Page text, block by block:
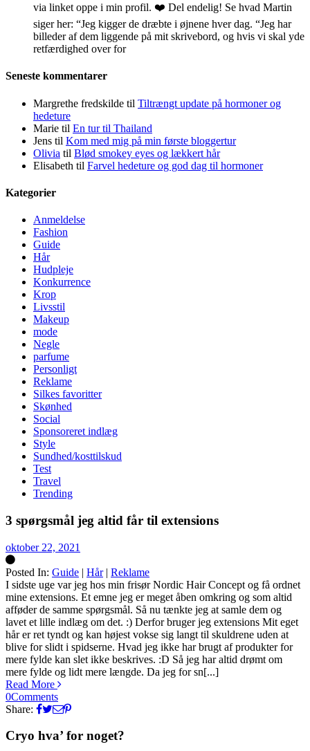
via linket oppe i min profil. ❤️ Del endelig! Se hvad Martin
siger her: “Jeg kigger de dræbte i øjnene hver dag. “Jeg har
billeder af dem liggende på mit skrivebord, og hvis vi skal yde
retfærdighed over for
Seneste kommentarer
Margrethe fredskilde til Tiltrængt update på hormoner og
hedeture
Marie til En tur til Thailand
Jens til Kom med mig på min første bloggertur
Olivia til Blød smokey eyes og lækkert hår
Elisabeth til Farvel hedeture og god dag til hormoner
Kategorier
Anmeldelse
Fashion
Guide
Hår
Hudpleje
Konkurrence
Krop
Livsstil
Makeup
mode
Negle
parfume
Personligt
Reklame
Silkes favoritter
Skønhed
Social
Sponsoreret indlæg
Style
Sundhed/kosttilskud
Test
Travel
Trending
3 spørgsmål jeg altid får til extensions
oktober 22, 2021
Posted In: Guide | Hår| Reklame
Silke
I sidste uge var jeg hos min frisør Nordic Hair Concept og få ordnet
mine extensions. Et emne jeg er meget åben omkring og som altid
afføder de samme spørgsmål. Så nu tænkte jeg at samle dem og
lavet et lille indlæg om det. :) Derfor bruger jeg extensions Mit eget
hår er ret tyndt og kan højest vokse sig langt til skuldrene uden at
blive for slidt i spidserne. Hvad jeg ikke har brugt af produkter for
mere fylde kan slet ikke beskrives. :D Så jeg har altid drømt om
mere fylde og lidt mere længde. Da jeg for sn[...]
Read More
0Comments
Share:
Cryo hva’ for noget?